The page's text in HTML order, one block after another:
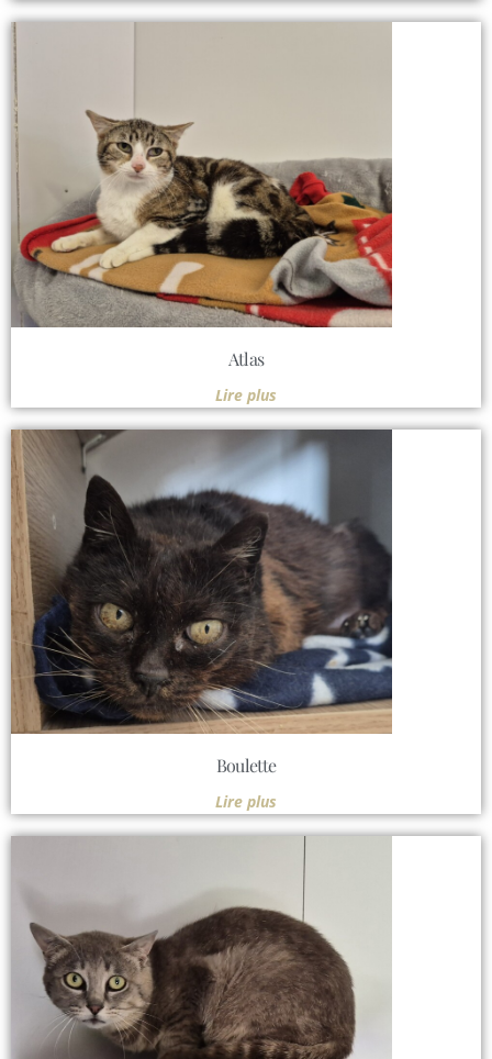
Atlas
Lire plus
Boulette
Lire plus